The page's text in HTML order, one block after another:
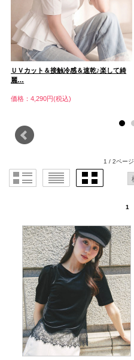
ＵＶカット＆接触冷感＆速乾♪楽して綺
麗…
価格：4,290円(税込)
1 / 2ページ
1